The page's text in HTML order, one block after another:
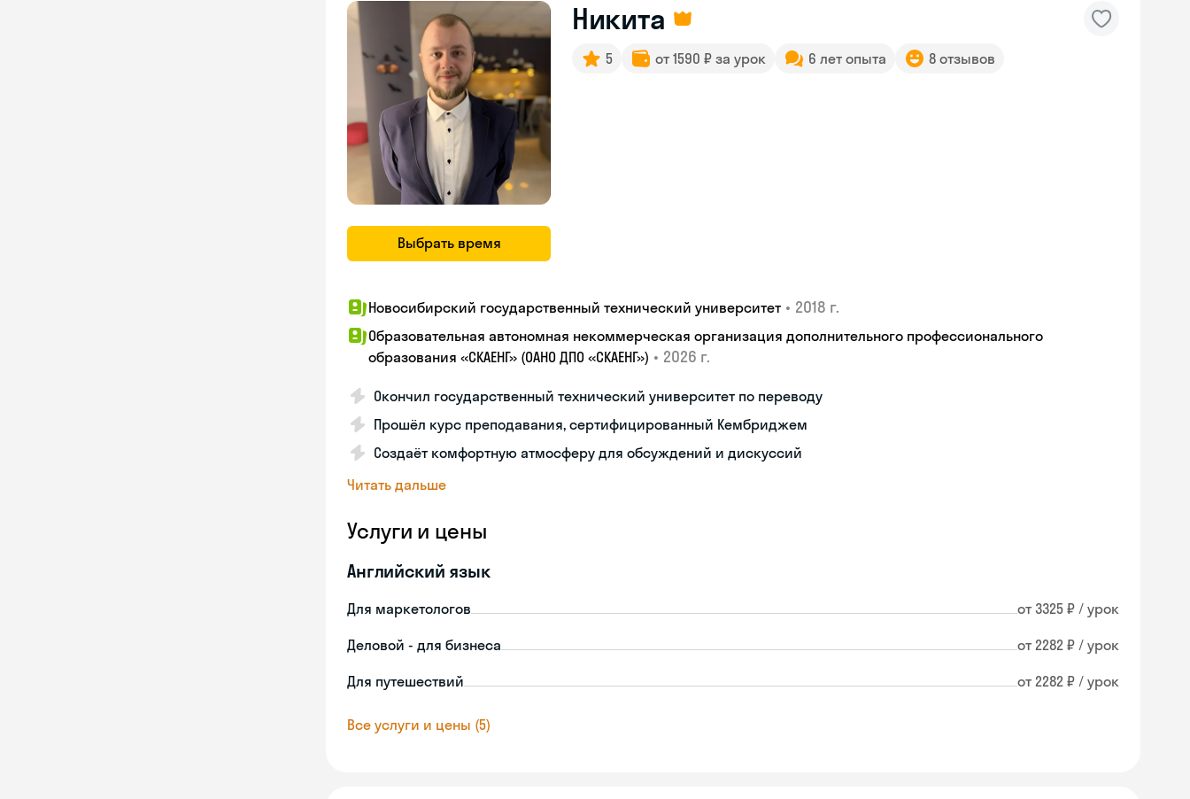
Выбрать время
Никита
5 от 1590 ₽ за урок 6 лет опыта 8 отзывов
Новосибирский государственный технический университет • 2018 г.
Образовательная автономная некоммерческая организация дополнительного профессионального
образования «СКАЕНГ» (ОАНО ДПО «СКАЕНГ») • 2026 г.
Окончил государственный технический университет по переводу
Прошёл курс преподавания, сертифицированный Кембриджем
Создаёт комфортную атмосферу для обсуждений и дискуссий
Читать дальше
Услуги и цены
Английский язык
Для маркетологов от 3325 ₽ / урок
Деловой - для бизнеса от 2282 ₽ / урок
Для путешествий от 2282 ₽ / урок
Все услуги и цены (5)